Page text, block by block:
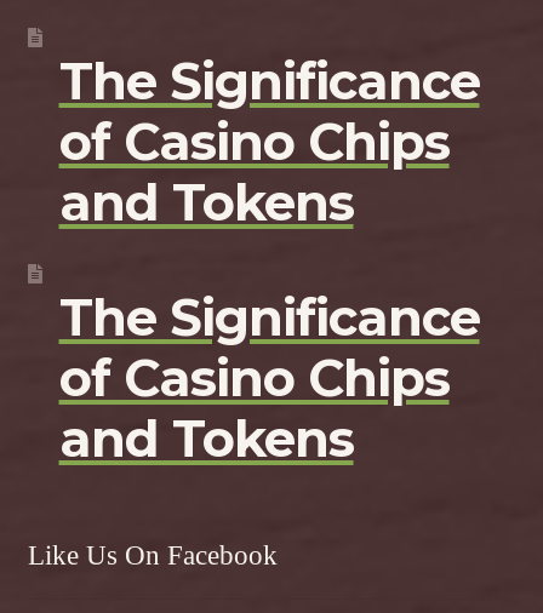
The Significance
of Casino Chips
and Tokens
The Significance
of Casino Chips
and Tokens
Like Us On Facebook